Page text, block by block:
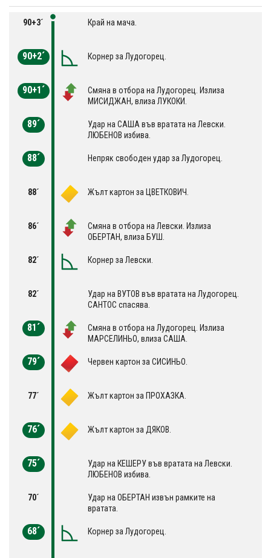
90+3´ Край на мача.
90+2´ Корнер за Лудогорец.
90+1´
Смяна в отбора на Лудогорец. Излиза
МИСИДЖАН, влиза ЛУКОКИ.
89´
Удар на САША във вратата на Левски.
ЛЮБЕНОВ избива.
88´ Непряк свободен удар за Лудогорец.
88´ Жълт картон за ЦВЕТКОВИЧ.
86´
Смяна в отбора на Левски. Излиза
ОБЕРТАН, влиза БУШ.
82´ Корнер за Левски.
82´
Удар на ВУТОВ във вратата на Лудогорец.
САНТОС спасява.
81´
Смяна в отбора на Лудогорец. Излиза
МАРСЕЛИНЬО, влиза САША.
79´ Червен картон за СИСИНЬО.
77´ Жълт картон за ПРОХАЗКА.
76´ Жълт картон за ДЯКОВ.
75´
Удар на КЕШЕРУ във вратата на Левски.
ЛЮБЕНОВ избива.
70´
Удар на ОБЕРТАН извън рамките на
вратата.
68´ Корнер за Лудогорец.